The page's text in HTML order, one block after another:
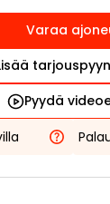
Varaa
Pyydä